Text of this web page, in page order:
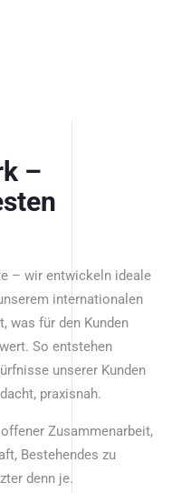
–
– wir entwickeln ideale
internationalen
was für den Kunden
So entstehen
unserer Kunden
praxisnah.
Zusammenarbeit,
Bestehendes zu
denn je.